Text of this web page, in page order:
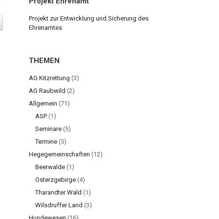
Projekt zur Entwicklung und Sicherung des
Ehrenamtes
THEMEN
AG Kitzrettung (3)
AG Raubwild (2)
Allgemein (71)
ASP (1)
Seminare (5)
Termine (5)
Hegegemeinschaften (12)
Beerwalde (1)
Osterzgebirge (4)
Tharandter Wald (1)
Wilsdruffer Land (3)
Hundewesen (16)